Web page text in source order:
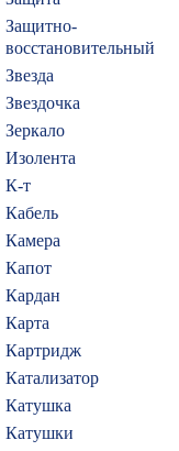
Защитно-
восстановительный
Звезда
Звездочка
Зеркало
Изолента
К-т
Кабель
Камера
Капот
Кардан
Карта
Картридж
Катализатор
Катушка
Катушки